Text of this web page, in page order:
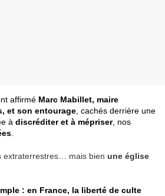
affirmé Marc Mabillet, maire
et son entourage , cachés derrière une
à discréditer et à mépriser, nos
extraterrestres… mais bien une église
: en France, la liberté de culte